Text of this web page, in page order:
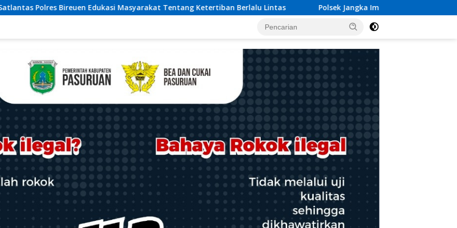
Tentang Ketertiban Berlalu Lintas Polsek Jangka Imbau Masyarakat Gunakan Layanan 110 Jika Ada